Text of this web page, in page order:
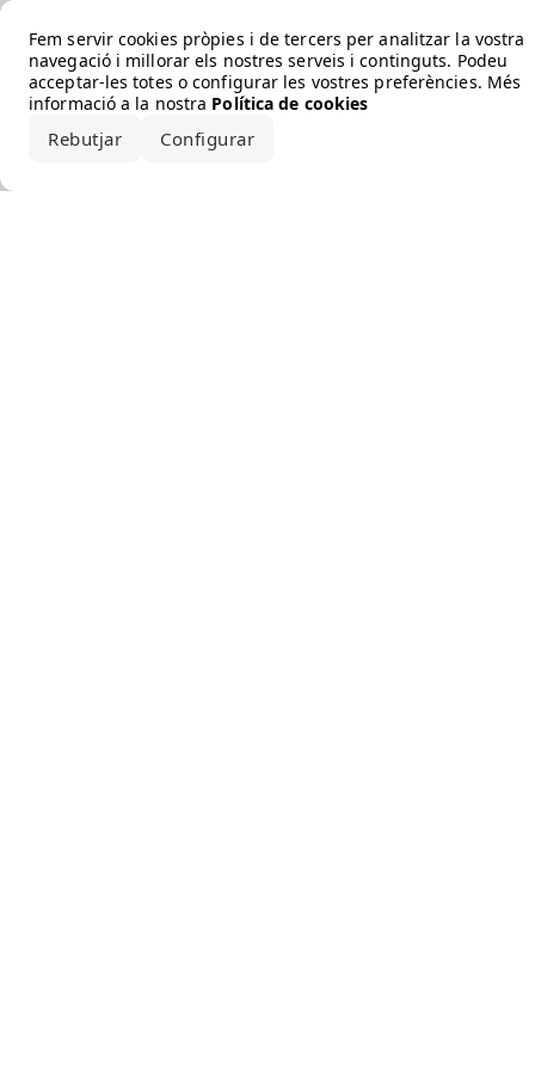
Fem servir cookies pròpies i de tercers per analitzar la vostra
navegació i millorar els nostres serveis i continguts. Podeu
acceptar-les totes o configurar les vostres preferències. Més
informació a la nostra Política de cookies
Rebutjar Configurar
Error loading the brand